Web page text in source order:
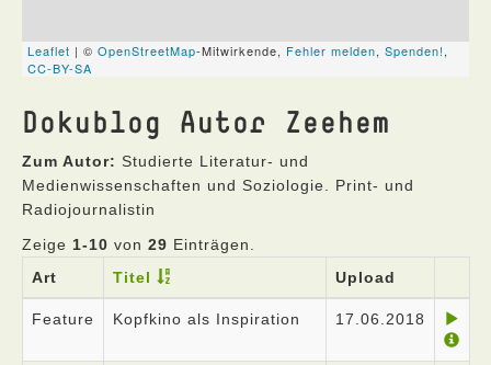
Dokublog Autor Zeehem
Zum Autor: Studierte Literatur- und
Medienwissenschaften und Soziologie. Print- und
Radiojournalistin
Zeige 1-10 von 29 Einträgen.
Art
Titel Upload
Feature Kopfkino als Inspiration 17.06.2018